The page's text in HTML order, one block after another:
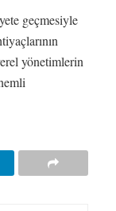
geçmesiyle
yönetimlerin